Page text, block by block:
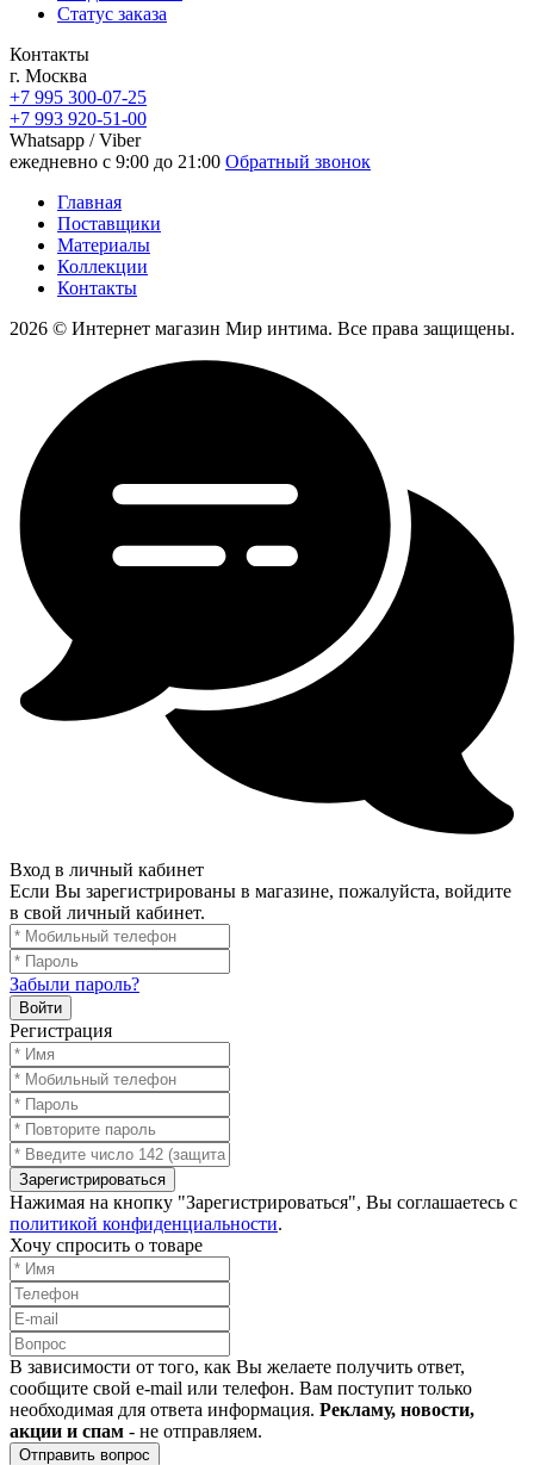
Статус заказа
Контакты
г. Москва
+7 995 300-07-25
+7 993 920-51-00
Whatsapp / Viber
ежедневно с 9:00 до 21:00 Обратный звонок
Главная
Поставщики
Материалы
Коллекции
Контакты
2026 © Интернет магазин Мир интима. Все права защищены.
Вход в личный кабинет
Если Вы зарегистрированы в магазине, пожалуйста, войдите
в свой личный кабинет.
Забыли пароль?
Войти
Регистрация
Зарегистрироваться
Нажимая на кнопку "Зарегистрироваться", Вы соглашаетесь с
политикой конфиденциальности.
Хочу спросить о товаре
В зависимости от того, как Вы желаете получить ответ,
сообщите свой e-mail или телефон. Вам поступит только
необходимая для ответа информация. Рекламу, новости,
акции и спам - не отправляем.
Отправить вопрос